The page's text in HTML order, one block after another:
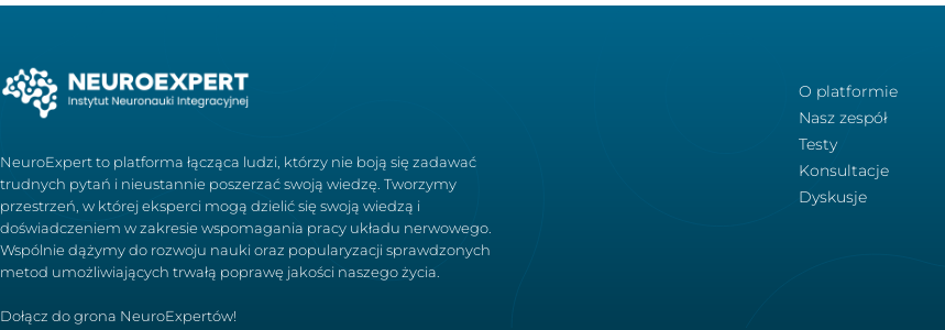
NeuroExpert to platforma łącząca ludzi, którzy nie boją się zadawać
trudnych pytań i nieustannie poszerzać swoją wiedzę. Tworzymy
przestrzeń, w której eksperci mogą dzielić się swoją wiedzą i
doświadczeniem w zakresie wspomagania pracy układu nerwowego.
Wspólnie dążymy do rozwoju nauki oraz popularyzacji sprawdzonych
metod umożliwiających trwałą poprawę jakości naszego życia.
Dołącz do grona NeuroExpertów!
O platformie
Nasz zespół
Testy
Konsultacje
Dyskusje